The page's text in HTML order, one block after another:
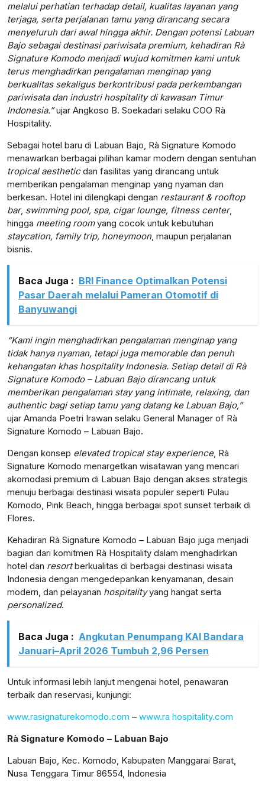
melalui perhatian terhadap detail, kualitas layanan yang
terjaga, serta perjalanan tamu yang dirancang secara
menyeluruh dari awal hingga akhir. Dengan potensi Labuan
Bajo sebagai destinasi pariwisata premium, kehadiran Rà
Signature Komodo menjadi wujud komitmen kami untuk
terus menghadirkan pengalaman menginap yang
berkualitas sekaligus berkontribusi pada perkembangan
pariwisata dan industri hospitality di kawasan Timur
Indonesia.”ujar Angkoso B. Soekadari selaku COO Rà
Hospitality.
Sebagai hotel baru di Labuan Bajo, Rà Signature Komodo
menawarkan berbagai pilihan kamar modern dengan sentuhan
tropical aestheticdan fasilitas yang dirancang untuk
memberikan pengalaman menginap yang nyaman dan
berkesan. Hotel ini dilengkapi dengan restaurant & rooftop
bar, swimming pool, spa, cigar lounge, fitness center,
hingga meeting roomyang cocok untuk kebutuhan
staycation, family trip, honeymoon, maupun perjalanan
bisnis.
Baca Juga : BRI Finance Optimalkan Potensi
Pasar Daerah melalui Pameran Otomotif di
Banyuwangi
“Kami ingin menghadirkan pengalaman menginap yang
tidak hanya nyaman, tetapi juga memorable dan penuh
kehangatan khas hospitality Indonesia. Setiap detail di Rà
Signature Komodo – Labuan Bajo dirancang untuk
memberikan pengalaman stay yang intimate, relaxing, dan
authentic bagi setiap tamu yang datang ke Labuan Bajo,”
ujar Amanda Poetri Irawan selaku General Manager of Rà
Signature Komodo – Labuan Bajo.
Dengan konsep elevated tropical stay experience, Rà
Signature Komodo menargetkan wisatawan yang mencari
akomodasi premium di Labuan Bajo dengan akses strategis
menuju berbagai destinasi wisata populer seperti Pulau
Komodo, Pink Beach, hingga berbagai spot sunset terbaik di
Flores.
Kehadiran Rà Signature Komodo – Labuan Bajo juga menjadi
bagian dari komitmen Rà Hospitality dalam menghadirkan
hotel dan resortberkualitas di berbagai destinasi wisata
Indonesia dengan mengedepankan kenyamanan, desain
modern, dan pelayanan hospitalityyang hangat serta
personalized.
Baca Juga : Angkutan Penumpang KAI Bandara
Januari–April 2026 Tumbuh 2,96 Persen
Untuk informasi lebih lanjut mengenai hotel, penawaran
terbaik dan reservasi, kunjungi:
www.rasignaturekomodo.com – www.ra hospitality.com
Rà Signature Komodo – Labuan Bajo
Labuan Bajo, Kec. Komodo, Kabupaten Manggarai Barat,
Nusa Tenggara Timur 86554, Indonesia